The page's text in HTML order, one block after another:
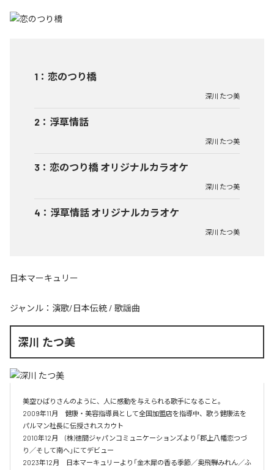
1 ： 恋のつり橋
深川 たつ美
2 ： 浮草情話
深川 たつ美
3 ： 恋のつり橋 オリジナルカラオケ
深川 たつ美
4 ： 浮草情話 オリジナルカラオケ
深川 たつ美
日本マーキュリー
ジャンル： 演歌/日本伝統 / 歌謡曲
深川 たつ美
美空ひばりさんのように、人に感動を与えられる歌手になること。
2009年11月　健康・美容指導員として全国加盟店を指導中、歌う健康法を
パルマン社長に伝授されスカウト
2010年12月　(株)徳間ジャパンコミュニケーションズより「郡上八幡恋つづ
り／そして南へ」にてデビュー
2023年12月　日本マーキュリーより「金木犀の香る季節／奥飛騨みれん／ふ